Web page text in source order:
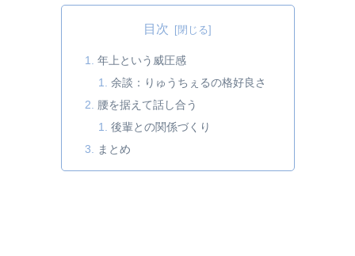
目次
年上という威圧感
余談：りゅうちぇるの格好良さ
腰を据えて話し合う
後輩との関係づくり
まとめ